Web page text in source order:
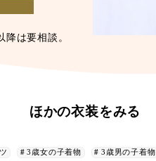
は要相談。
ほかの衣装をみる
3歳女の子着物 3歳男の子着物